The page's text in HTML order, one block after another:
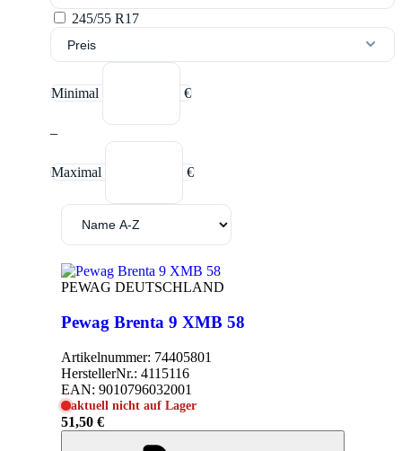
245/55 R17
Preis
Minimal €
–
Maximal €
PEWAG DEUTSCHLAND
Pewag Brenta 9 XMB 58
Artikelnummer: 74405801
HerstellerNr.: 4115116
EAN: 9010796032001
aktuell nicht auf Lager
51,50 €